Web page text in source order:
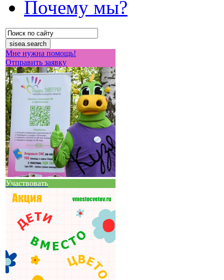
Почему мы?
Мне нужна помощь!
Отправить заявку
Участвовать